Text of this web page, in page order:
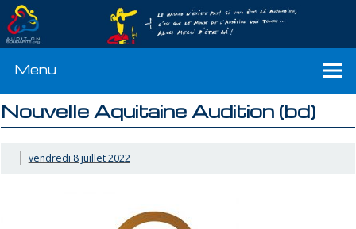
Menu
Nouvelle Aquitaine Audition (bd)
vendredi 8 juillet 2022